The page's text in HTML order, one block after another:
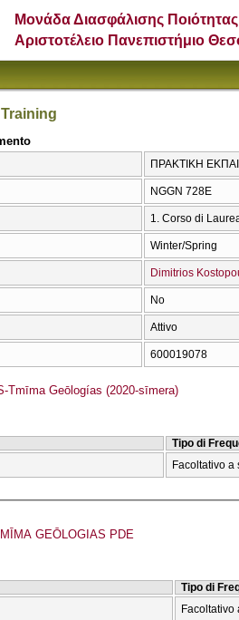
Μονάδα Διασφάλισης Ποιότητας
Αριστοτέλειο Πανεπιστήμιο
ΠΡΑΚΤΙΚΗ
NGGN 728E
1. Corso di
Winter/Spring
Dimitrios
No
Attivo
600019078
Tmīma Geōlogías (2020-sīmera)
Tipo di
Facoltativo a
GEŌLOGIAS PDE
Tipo di
Facoltativo